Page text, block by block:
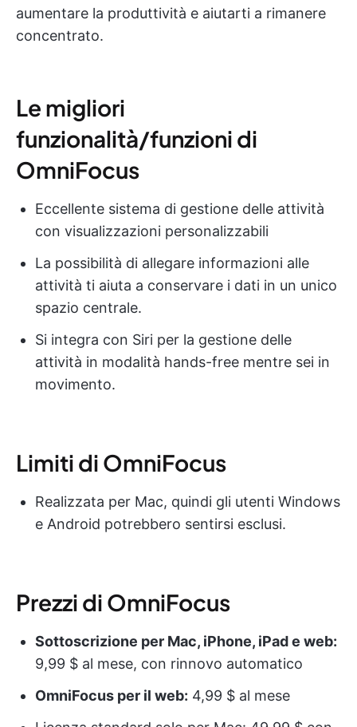
aumentare la produttività e aiutarti a rimanere
concentrato.
Le migliori
funzionalità/funzioni di
OmniFocus
Eccellente sistema di gestione delle attività
con visualizzazioni personalizzabili
La possibilità di allegare informazioni alle
attività ti aiuta a conservare i dati in un unico
spazio centrale.
Si integra con Siri per la gestione delle
attività in modalità hands-free mentre sei in
movimento.
Limiti di OmniFocus
Realizzata per Mac, quindi gli utenti Windows
e Android potrebbero sentirsi esclusi.
Prezzi di OmniFocus
Sottoscrizione per Mac, iPhone, iPad e web:
9,99 $ al mese, con rinnovo automatico
OmniFocus per il web: 4,99 $ al mese